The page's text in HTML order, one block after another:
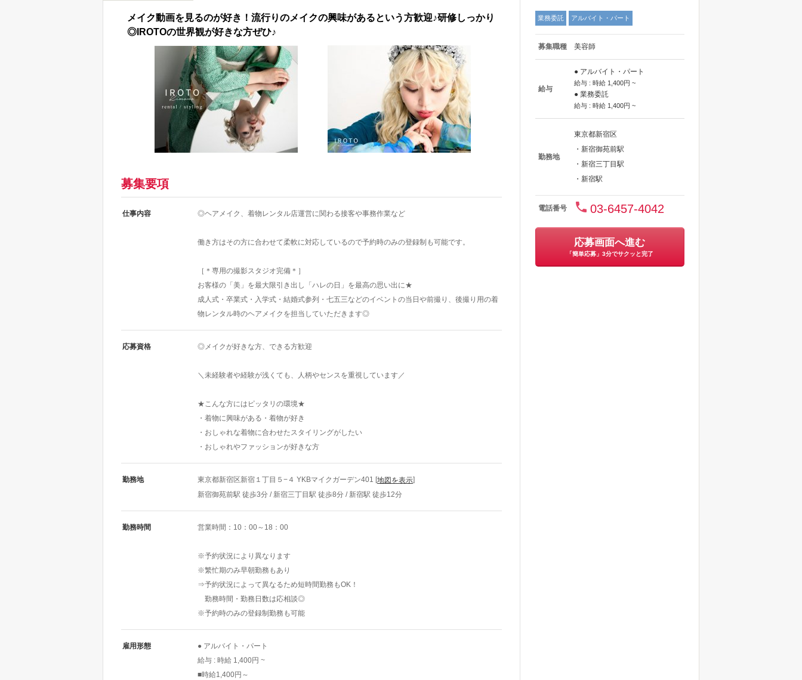
メイク動画を見るのが好き！流行りのメイクの興味があるという方歓迎♪研修しっかり
◎IROTOの世界観が好きな方ぜひ♪
募集要項
仕事内容 ◎ヘアメイク、着物レンタル店運営に関わる接客や事務作業など
働き方はその方に合わせて柔軟に対応しているので予約時のみの登録制も可能です。
［＊専用の撮影スタジオ完備＊］
お客様の「美」を最大限引き出し「ハレの日」を最高の思い出に★
成人式・卒業式・入学式・結婚式参列・七五三などのイベントの当日や前撮り、後撮り用の着
物レンタル時のヘアメイクを担当していただきます◎
応募資格 ◎メイクが好きな方、できる方歓迎
＼未経験者や経験が浅くても、人柄やセンスを重視しています／
★こんな方にはピッタリの環境★
・着物に興味がある・着物が好き
・おしゃれな着物に合わせたスタイリングがしたい
・おしゃれやファッションが好きな方
勤務地 東京都新宿区新宿１丁目５−４ YKBマイクガーデン401 [地図を表示]
新宿御苑前駅 徒歩3分 / 新宿三丁目駅 徒歩8分 / 新宿駅 徒歩12分
勤務時間 営業時間：10：00～18：00
※予約状況により異なります
※繁忙期のみ早朝勤務もあり
⇒予約状況によって異なるため短時間勤務もOK！
勤務時間・勤務日数は応相談◎
※予約時のみの登録制勤務も可能
雇用形態
● アルバイト・パート
給与 : 時給 1,400円 ~
■時給1,400円～
業務委託 アルバイト・パート
募集職種 美容師
給与
● アルバイト・パート
給与 : 時給 1,400円 ~
● 業務委託
給与 : 時給 1,400円 ~
勤務地
東京都新宿区
・新宿御苑前駅
・新宿三丁目駅
・新宿駅
電話番号 03-6457-4042
応募画面へ進む
「簡単応募」3分でサクッと完了